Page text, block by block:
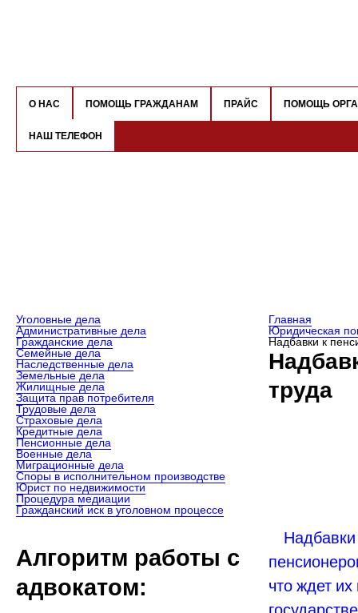
О НАС ПОМОЩЬ ГРАЖДАНАМ ПРАЙС ПОМОЩЬ
НАШ ТЕЛЕФОН
Уголовные дела
Административные дела
Гражданские дела
Семейные дела
Наследственные дела
Земельные дела
Жилищные дела
Защита прав потребителя
Трудовые дела
Страховые дела
Кредитные дела
Пенсионные дела
Военные дела
Миграционные дела
Споры в исполнительном производстве
Юрист по недвижимости
Процедура медиации
Гражданский иск в уголовном процессе
Алгоритм работы с
адвокатом:
Главная
Юридическая
Надбавки к
труда
Надбавки
что ждет